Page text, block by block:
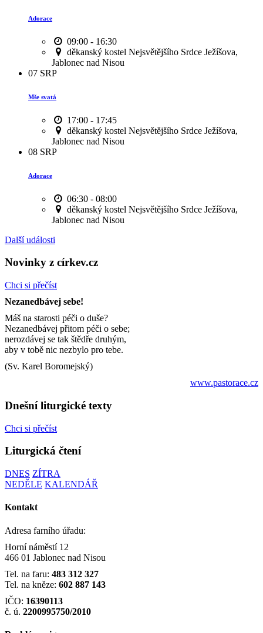
Adorace
09:00 - 16:30
děkanský kostel Nejsvětějšího Srdce Ježíšova,
Jablonec nad Nisou
07 SRP
Mše svatá
17:00 - 17:45
děkanský kostel Nejsvětějšího Srdce Ježíšova,
Jablonec nad Nisou
08 SRP
Adorace
06:30 - 08:00
děkanský kostel Nejsvětějšího Srdce Ježíšova,
Jablonec nad Nisou
Další události
Novinky z církev.cz
Chci si přečíst
Nezanedbávej sebe!
Máš na starosti péči o duše?
Nezanedbávej přitom péči o sebe;
nerozdávej se tak štědře druhým,
aby v tobě nic nezbylo pro tebe.
(Sv. Karel Boromejský)
www.pastorace.cz
Dnešní liturgické texty
Chci si přečíst
Liturgická čtení
DNES ZÍTRA
NEDĚLE KALENDÁŘ
Kontakt
Adresa farního úřadu:
Horní náměstí 12
466 01 Jablonec nad Nisou
Tel. na faru: 483 312 327
Tel. na kněze: 602 887 143
IČO: 16390113
č. ú. 2200995750/2010